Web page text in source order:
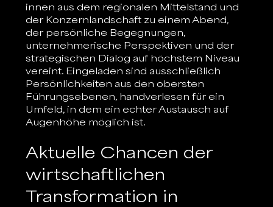
innen aus dem regionalen Mittelstand und
der Konzernlandschaft zu einem Abend,
der persönliche Begegnungen,
unternehmerische Perspektiven und der
strategischen Dialog auf höchstem Niveau
vereint. Eingeladen sind ausschließlich
Persönlichkeiten aus den obersten
Führungsebenen, handverlesen für ein
Umfeld, in dem ein echter Austausch auf
Augenhöhe möglich ist.
Aktuelle Chancen der
wirtschaftlichen
Transformation in